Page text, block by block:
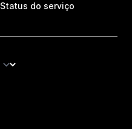
Status do serviço